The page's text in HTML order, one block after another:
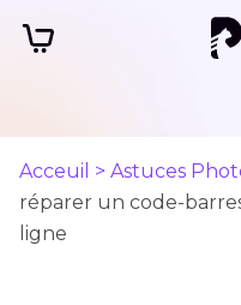
Acceuil > Astuces
réparer un code-
ligne